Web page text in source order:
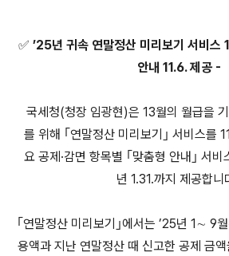
✅ ’25년 귀속 연말정산 미리보기 서비스
안내 11.6. 제공 -
국세청(청장 임광현)은 13월의 월급을
를 위해 ｢연말정산 미리보기｣ 서비스를
요 공제·감면 항목별 ｢맞춤형 안내｣ 서
년 1.31.까지 제공합니
｢연말정산 미리보기｣에서는 ’25년 1∼ 9
용액과 지난 연말정산 때 신고한 공제 금